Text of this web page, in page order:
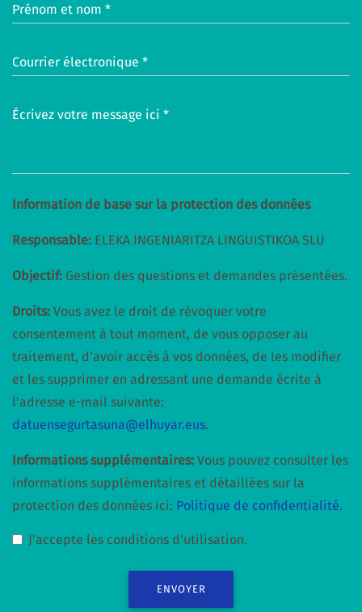
Prénom et nom *
Courrier électronique *
Écrivez votre message ici *
Information de base sur la protection des données
Responsable: ELEKA INGENIARITZA LINGUISTIKOA SLU
Objectif: Gestion des questions et demandes présentées.
Droits: Vous avez le droit de révoquer votre
consentement à tout moment, de vous opposer au
traitement, d’avoir accès à vos données, de les modifier
et les supprimer en adressant une demande écrite à
l'adresse e-mail suivante:
datuensegurtasuna@elhuyar.eus.
Informations supplémentaires: Vous pouvez consulter les
informations supplémentaires et détaillées sur la
protection des données ici: Politique de confidentialité.
J'accepte les conditions d'utilisation.
ENVOYER